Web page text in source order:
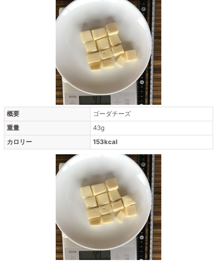
概要
ゴーダチーズ
重量
43g
カロリー
153kcal